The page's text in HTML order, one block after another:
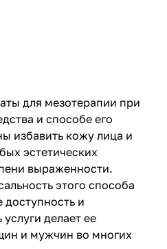
для мезотерапии при
и способе его
избавить кожу лица и
эстетических
выраженности.
этого способа
доступность и
делает ее
и мужчин во многих